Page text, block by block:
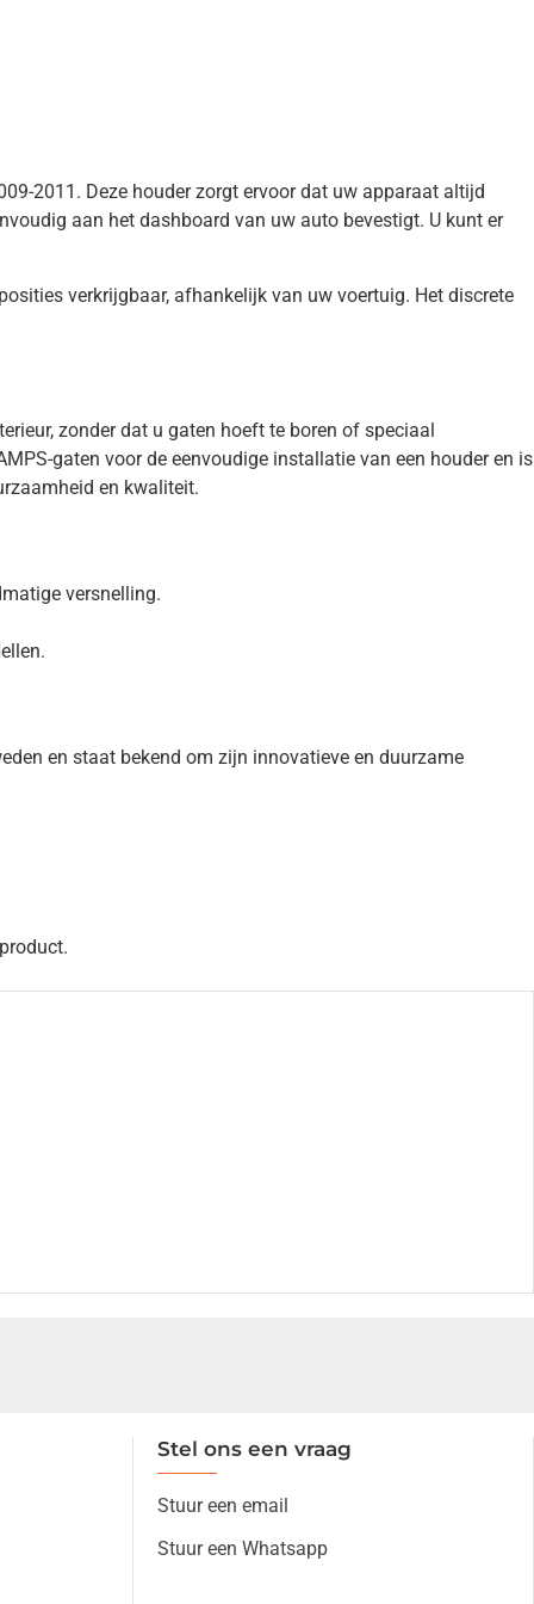
2011. Deze houder zorgt ervoor dat uw apparaat altijd
aan het dashboard van uw auto bevestigt. U kunt er
verkrijgbaar, afhankelijk van uw voertuig. Het discrete
zonder dat u gaten hoeft te boren of speciaal
gaten voor de eenvoudige installatie van een houder en is
en kwaliteit.
versnelling.
en staat bekend om zijn innovatieve en duurzame
Stel ons een vraag
Stuur een email
Stuur een Whatsapp